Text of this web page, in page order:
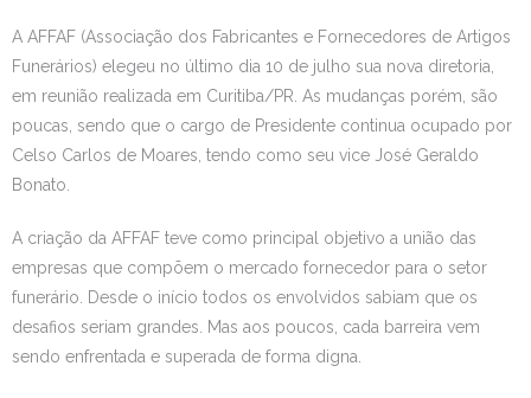
A AFFAF (Associação dos Fabricantes e Fornecedores de Artigos
Funerários) elegeu no último dia 10 de julho sua nova diretoria,
em reunião realizada em Curitiba/PR. As mudanças porém, são
poucas, sendo que o cargo de Presidente continua ocupado por
Celso Carlos de Moares, tendo como seu vice José Geraldo
Bonato.
A criação da AFFAF teve como principal objetivo a união das
empresas que compõem o mercado fornecedor para o setor
funerário. Desde o início todos os envolvidos sabiam que os
desafios seriam grandes. Mas aos poucos, cada barreira vem
sendo enfrentada e superada de forma digna.